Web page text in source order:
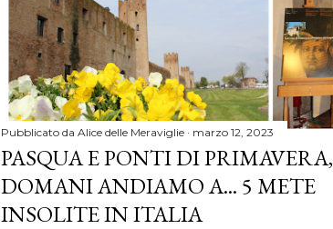
Pubblicato da Alice delle Meraviglie marzo 12, 2023
PASQUA E PONTI DI PRIMAVERA,
DOMANI ANDIAMO A... 5 METE
INSOLITE IN ITALIA